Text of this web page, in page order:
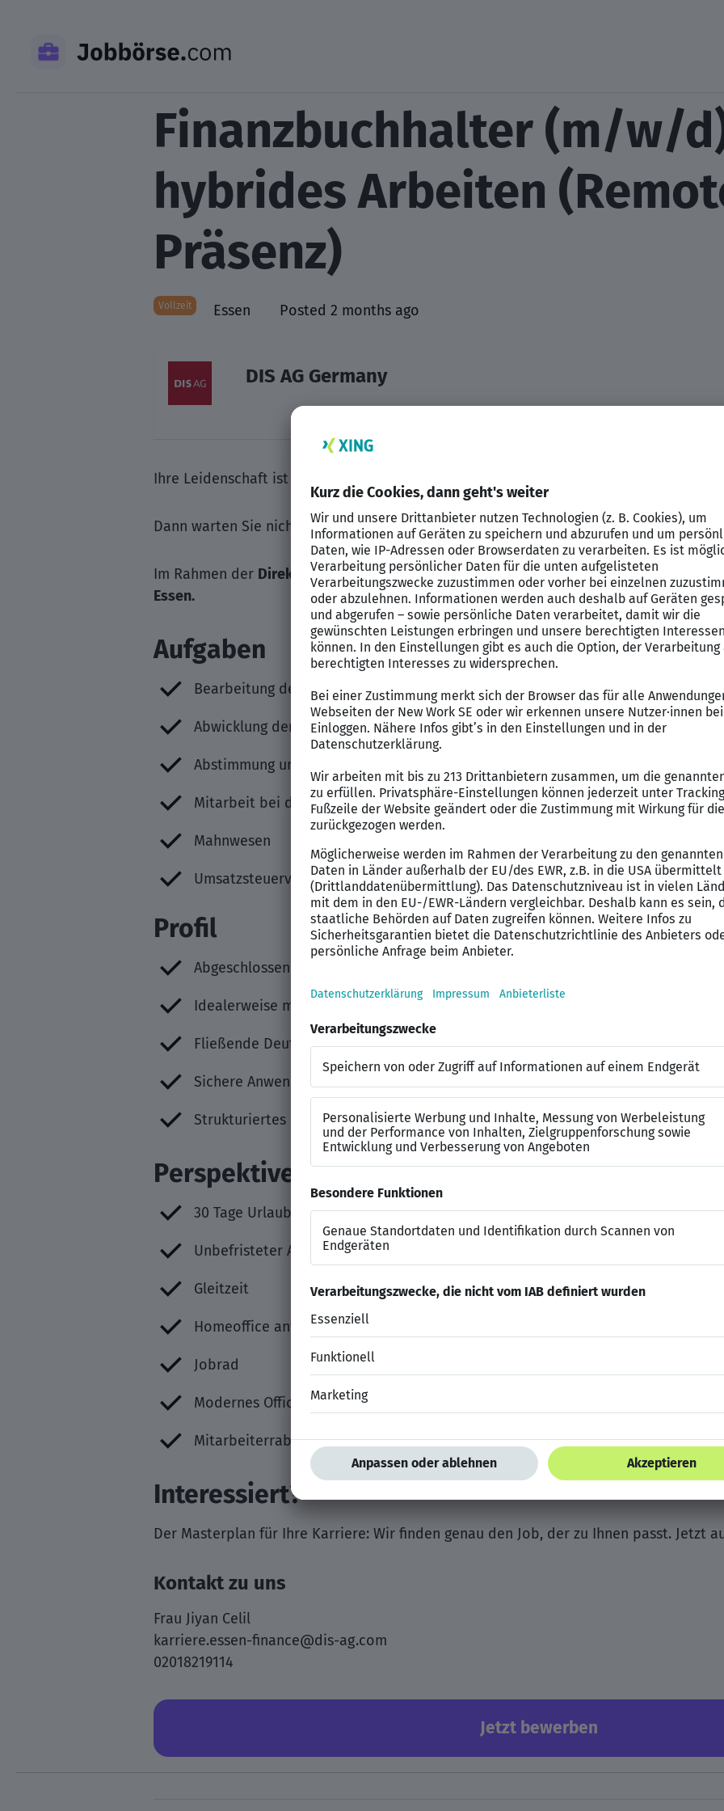
Finanzbuchhalter (m/w/
hybrides Arbeiten
Präsenz)
Vollzeit Essen Posted 2 months ago
DIS AG Germany
Ihre Leidenschaft ist die Finanzbuchhaltung und Sie wünschen sich zeitnah eine neue
Dann warten Sie nicht länger und bewerben Sie sich noch heute!
Im Rahmen der Direktvermittlungsuchen wir für einen unserer Kunden einen
Essen.
Aufgaben
Bearbeitung der Debitoren- sowie Kreditorenbuchhaltung
Abwicklung der laufenden Geschäftsvorfälle
Abstimmung und Korrektur von Konten
Mitarbeit bei der Erstellung der Monats-, Quartals- und Jahresabschlüsse nach
Mahnwesen
Umsatzsteuervoranmeldungen
Profil
Abgeschlossene kaufmännische Ausbildung
Idealerweise mindestens 2 Jahre Berufserfahrung in der Buchhaltung
Fließende Deutschkenntnisse
Sichere Anwendung von MS Office sowie einer gängigen Buchhaltungssoftware
Strukturiertes und verantwortungsbewusstes Arbeiten
Perspektiven
30 Tage Urlaub
Unbefristeter Arbeitsvertrag
Gleitzeit
Homeoffice anteilig möglich (bis zu 2 Tage)
Jobrad
Modernes Office
Mitarbeiterrabatte
Interessiert?
Der Masterplan für Ihre Karriere: Wir finden genau den Job, der zu Ihnen passt. Jetzt
Kontakt zu uns
Frau Jiyan Celil
karriere.essen-finance@dis-ag.com
02018219114
Jetzt bewerben